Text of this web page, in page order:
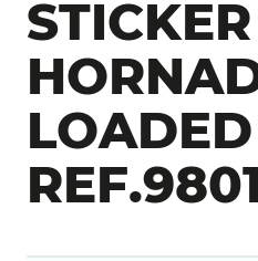
STICKER
LOADED